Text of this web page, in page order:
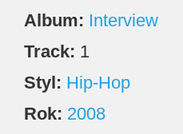
Album: Interview
Track: 1
Styl: Hip-Hop
Rok: 2008